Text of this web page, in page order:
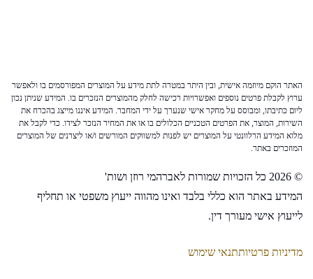
האתר הוקם מיוזמה אישית, ובין היתר במטרה לתת מידע על המוצרים המפורסמים בו ולאפשר
ערוץ לקבלת פרטים נוספים ואפשרויות רכישה לחלק מהמוצרים הנזכרים בו. המידע שניתן נכון
ליום כתיבתו, ומבוסס על מחקר אישי שנערך על ידי המחבר. המידע איננו מייצג בהכרח את
השירות, המוצר, את הפרטים הטכניים הכלולים בו או את המחיר הנזכר לצידו. כדי לקבל את
מלוא המידע הרלוונטי על המוצרים יש לפנות למשווקים המורשים ו/או ליצרנים של המוצרים
המוזכרים באתר.
© 2026 כל הזכויות שמורות לאברהמי רוזן ושות'
המידע באתר הוא כללי בלבד ואינו מהווה ייעוץ משפטי או תחליף
לייעוץ אישי מעורך דין.
מדיניות פרטיותתנאי שימוש